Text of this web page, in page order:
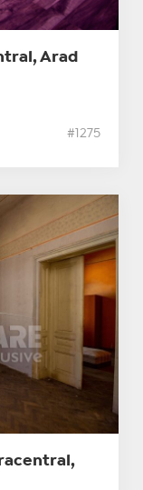
Arad
#1275